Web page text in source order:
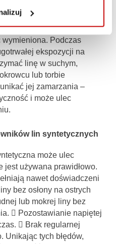
uszkodzenia można
przypadku głębszych
Podczas
ekspozycji na
linę w suchym,
lub torbie
jej zamarzania –
i może ulec
lin syntetycznych
może ulec
jest używana prawidłowo.
nawet doświadczeni
bez osłony na ostrych
lub mokrej liny bez
 Pozostawianie napiętej
 Brak regularnej
Unikając tych błędów,